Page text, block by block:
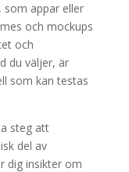
som appar eller
och mockups
och
du väljer, är
som kan testas
steg att
del av
dig insikter om